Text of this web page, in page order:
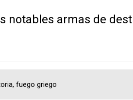
notables armas de
fuego griego